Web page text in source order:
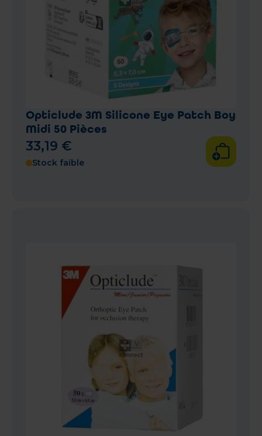
Opticlude 3M Silicone Eye Patch Boy
Midi 50 Pièces
33,19 €
Stock faible